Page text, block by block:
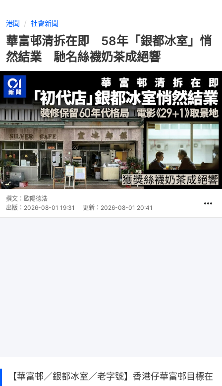
港聞 社會新聞
華富邨清拆在即 58年「銀都冰室」悄
然結業 馳名絲襪奶茶成絕響
撰文： 歐陽德浩
出版： 2026-08-01 19:31 更新： 2026-08-01 20:41
【華富邨／銀都冰室／老字號】香港仔華富邨目標在